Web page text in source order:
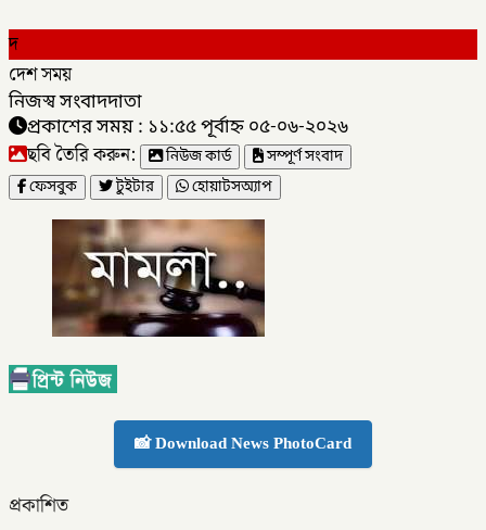
দ
দেশ সময়
নিজস্ব সংবাদদাতা
প্রকাশের সময় : ১১:৫৫ পূর্বাহ্ন ০৫-০৬-২০২৬
ছবি তৈরি করুন: নিউজ কার্ড
সম্পূর্ণ সংবাদ
ফেসবুক
টুইটার হোয়াটসঅ্যাপ
📸 Download News PhotoCard
প্রকাশিত